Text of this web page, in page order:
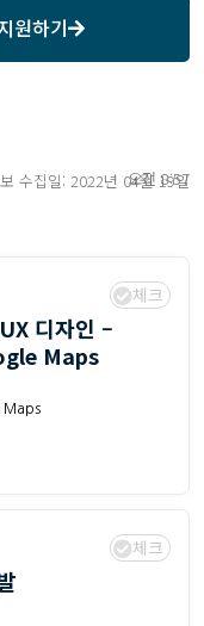
원하기
수집일: 2022년 04월 19일
오전 8:57
체크
디자인 –
Maps
Maps
체크